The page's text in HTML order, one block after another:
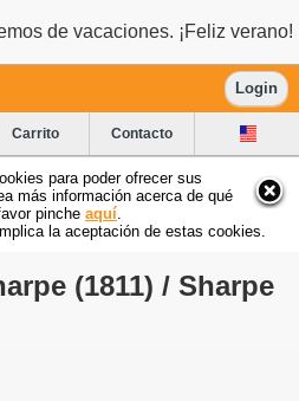
de vacaciones. ¡Feliz verano!
Login
Carrito Contacto
para poder ofrecer sus
más información acerca de qué
pinche aquí
la aceptación de estas cookies.
(1811) / Sharpe